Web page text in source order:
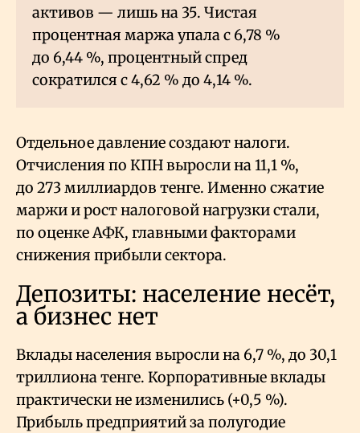
активов — лишь на 35. Чистая
процентная маржа упала с 6,78 %
до 6,44 %, процентный спред
сократился с 4,62 % до 4,14 %.
Отдельное давление создают налоги.
Отчисления по КПН выросли на 11,1 %,
до 273 миллиардов тенге. Именно сжатие
маржи и рост налоговой нагрузки стали,
по оценке АФК, главными факторами
снижения прибыли сектора.
Депозиты: население несёт,
а бизнес нет
Вклады населения выросли на 6,7 %, до 30,1
триллиона тенге. Корпоративные вклады
практически не изменились (+0,5 %).
Прибыль предприятий за полугодие